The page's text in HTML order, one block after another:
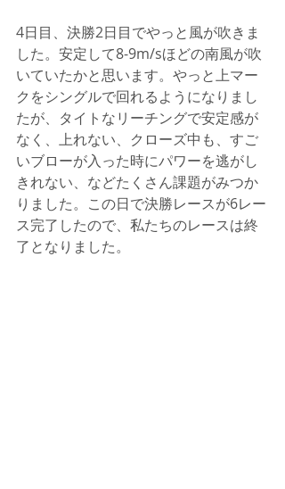
4日目、決勝2日目でやっと風が吹きま
した。安定して8-9m/sほどの南風が吹
いていたかと思います。やっと上マー
クをシングルで回れるようになりまし
たが、タイトなリーチングで安定感が
なく、上れない、クローズ中も、すご
いブローが入った時にパワーを逃がし
きれない、などたくさん課題がみつか
りました。この日で決勝レースが6レー
ス完了したので、私たちのレースは終
了となりました。